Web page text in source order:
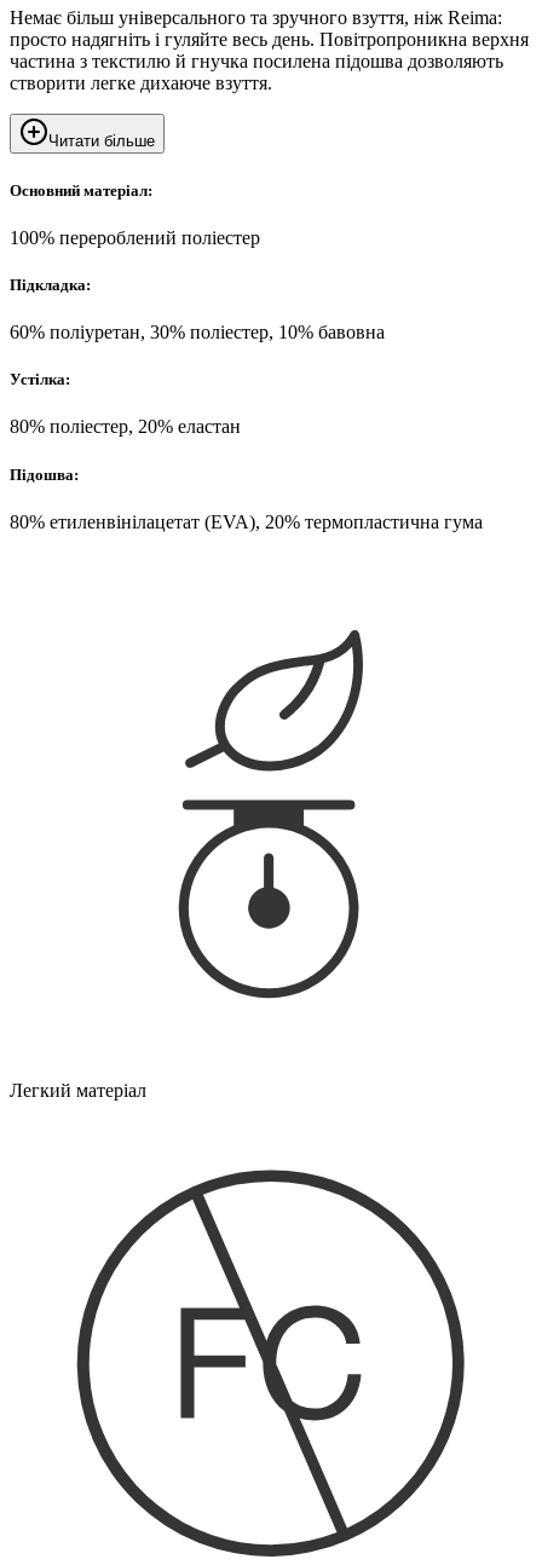
Немає більш універсального та зручного взуття, ніж Reima:
просто надягніть і гуляйте весь день. Повітропроникна верхня
частина з текстилю й гнучка посилена підошва дозволяють
створити легке дихаюче взуття.
Читати більше
Основний матеріал:
100% перероблений поліестер
Підкладка:
60% поліуретан, 30% поліестер, 10% бавовна
Устілка:
80% поліестер, 20% еластан
Підошва:
80% етиленвінілацетат (EVA), 20% термопластична гума
Легкий матеріал